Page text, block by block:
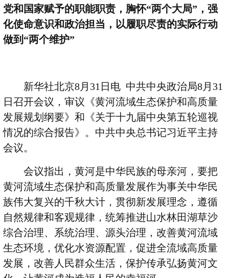
党和国家赋予的职能职责，胸怀“两个大局” ，强
化使命意识和政治担当，以履职尽责的实际行动
做到 “两个维护”
新华社北京8月 31 日电 中共中央政治局8月 31
日召开会议，审议《黄河流域生态保护和高质量
发展规划纲要》和《关于十九届中央第五轮巡视
情况的综合报告》。中共中央总书记习近平主持
会议。
会议指出，黄河是中华民族的母亲河，要把
黄河流域生态保护和高质量发展作为事关中华民
族伟大复兴的千秋大计，贯彻新发展理念，遵循
自然规律和客观规律，统筹推进山水林田湖草沙
综合治理、系统治理、源头治理，改善黄河流域
生态环境，优化水资源配置，促进全流域高质量
发展，改善人民群众生活，保护传承弘扬黄河文